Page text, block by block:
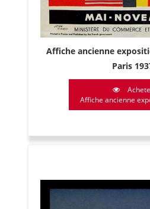
Affiche ancienne
Paris
Affiche ancienne